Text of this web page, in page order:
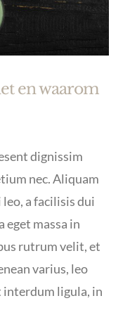
en waarom
dignissim
nec. Aliquam
a facilisis dui
eget massa in
rutrum velit, et
varius, leo
interdum ligula, in